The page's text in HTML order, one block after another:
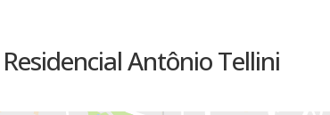
Antônio Tellini